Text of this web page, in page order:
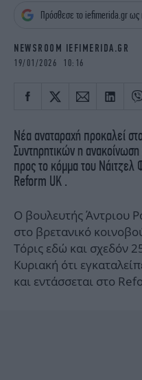
iBOOKS
MEDIA
Πρόσθεσε το iefimerida.gr ως
NEWSROOM IEFIMERIDA.GR
19/01/2026 10:16
Νέα αναταραχή προκαλεί
Συντηρητικών η
προς το κόμμα του Νάιτζελ
Reform UK .
Ο βουλευτής Άντριου
στο βρετανικό
Τόρις εδώ και σχεδόν
Κυριακή ότι
και εντάσσεται στο